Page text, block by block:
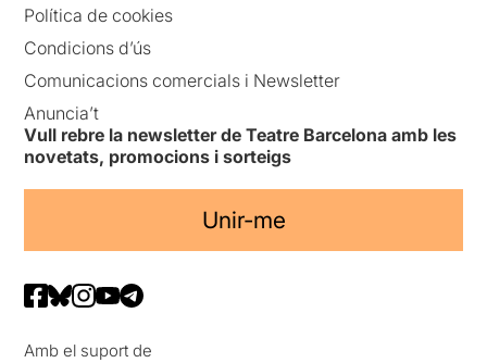
Política de cookies
Condicions d’ús
Comunicacions comercials i Newsletter
Anuncia’t
Vull rebre la newsletter de Teatre Barcelona amb les
novetats, promocions i sorteigs
Unir-me
Amb el suport de